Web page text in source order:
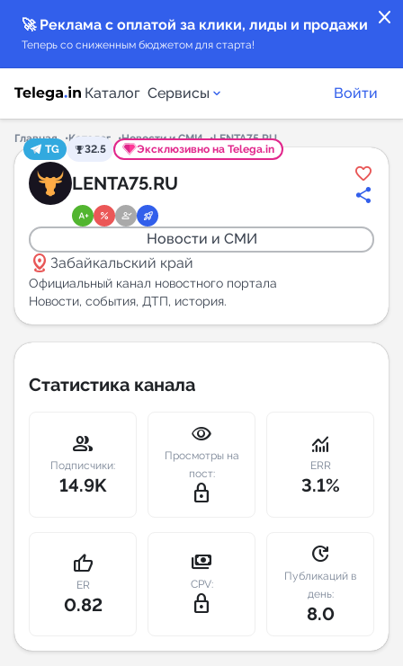
close
🚀 Реклама с оплатой за клики, лиды и продажи
Теперь со сниженным бюджетом для старта!
Каталог Сервисы
Каталог каналов
Каталог ботов
Горящие предложения
Индекс читаемости каналов в Telegram
New
New
Индивидуальное сопровождение
Аналитика Telegram
Войти
Главная Каталог Новости и СМИ
LENTA75.RU
TG
32.5 Эксклюзивно на Telega.in
LENTA75.RU
Новости и СМИ
distance Забайкальский край
Официальный канал новостного портала
Новости, события, ДТП, история.
Статистика канала
group
Подписчики:
14.9K
visibility
Просмотры на
пост:
lock_outline
monitoring
ERR
3.1%
thumb_up
ER
0.82
payments
CPV:
lock_outline
update
Публикаций в
день:
8.0